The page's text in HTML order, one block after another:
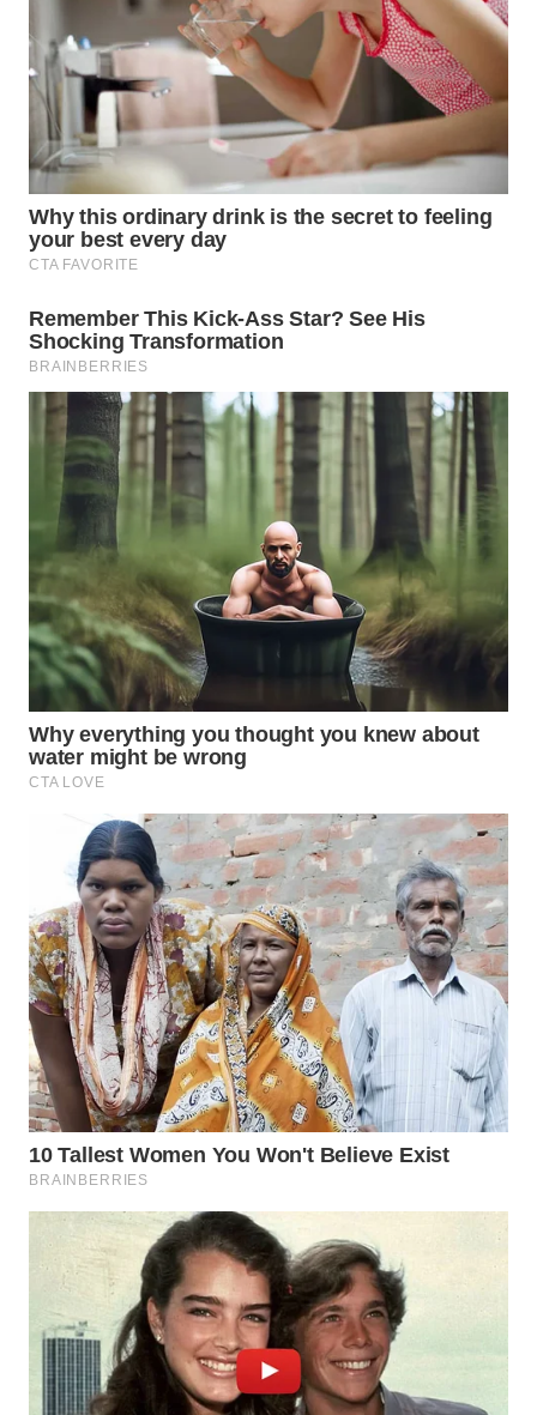
WN
MALUT
WN
DAIRI
WN
DANAU
TOBA
WN
NIAS
LANGKAT
SELATAN
WN
TANJUNG
LESUNG
WN
KARO
WN
SIMALUNGUN
WN
LABUHANBATU
WN
TAPANULI
TENGAH
WN DELI
SERDANG
TEBING
TINGGI
PAKPAK
WN